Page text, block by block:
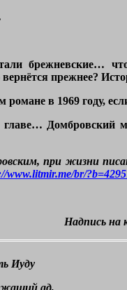
брежневские…
прежнее?
в 1969 году,
Домбровский
при жизни
www.litmir.me/br/
Надпись на
Иуду